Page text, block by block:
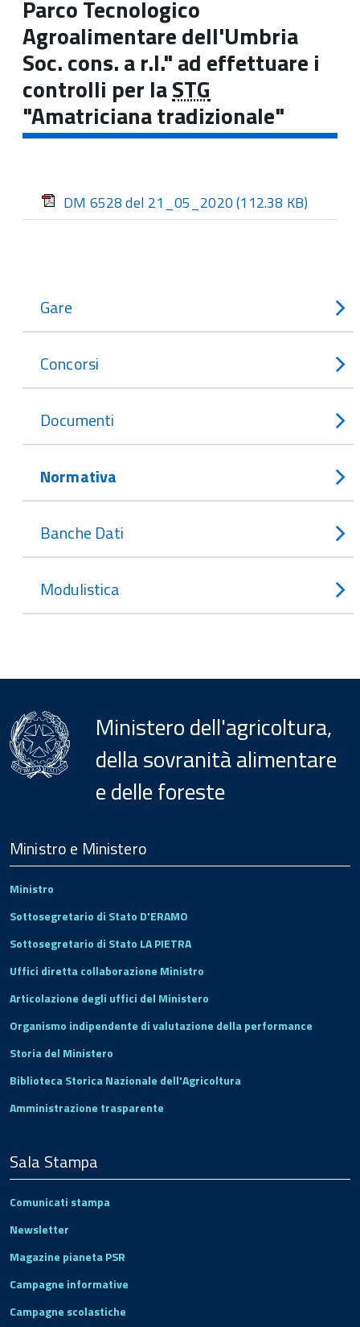
Parco Tecnologico
Agroalimentare dell'Umbria
Soc. cons. a r.l." ad effettuare i
controlli per laSTG
"Amatriciana tradizionale"
DM 6528 del 21_05_2020(112.38 KB)
Gare
Concorsi
Documenti
Normativa
Banche Dati
Modulistica
Ministero dell'agricoltura,
della sovranità alimentare
e delle foreste
Footer
Ministro e Ministero
Ministro
Sottosegretario di Stato D'ERAMO
Sottosegretario di Stato LA PIETRA
Uffici diretta collaborazione Ministro
Articolazione degli uffici del Ministero
Organismo indipendente di valutazione della performance
Storia del Ministero
Biblioteca Storica Nazionale dell'Agricoltura
Amministrazione trasparente
Sala Stampa
Comunicati stampa
Newsletter
Magazine pianeta PSR
Campagne informative
Campagne scolastiche